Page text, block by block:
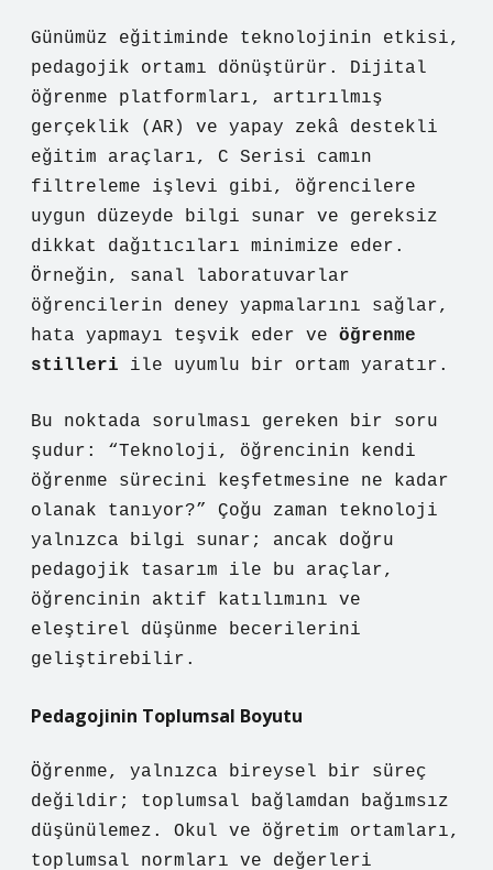
Günümüz eğitiminde teknolojinin etkisi,
pedagojik ortamı dönüştürür. Dijital
öğrenme platformları, artırılmış
gerçeklik (AR) ve yapay zekâ destekli
eğitim araçları, C Serisi camın
filtreleme işlevi gibi, öğrencilere
uygun düzeyde bilgi sunar ve gereksiz
dikkat dağıtıcıları minimize eder.
Örneğin, sanal laboratuvarlar
öğrencilerin deney yapmalarını sağlar,
hata yapmayı teşvik eder ve öğrenme
stilleri ile uyumlu bir ortam yaratır.
Bu noktada sorulması gereken bir soru
şudur: “Teknoloji, öğrencinin kendi
öğrenme sürecini keşfetmesine ne kadar
olanak tanıyor?” Çoğu zaman teknoloji
yalnızca bilgi sunar; ancak doğru
pedagojik tasarım ile bu araçlar,
öğrencinin aktif katılımını ve
eleştirel düşünme becerilerini
geliştirebilir.
Pedagojinin Toplumsal Boyutu
Öğrenme, yalnızca bireysel bir süreç
değildir; toplumsal bağlamdan bağımsız
düşünülemez. Okul ve öğretim ortamları,
toplumsal normları ve değerleri